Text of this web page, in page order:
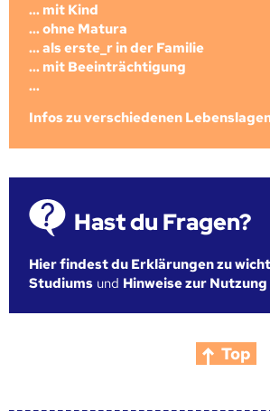
... mit Kind
... ohne Matura
... als erste_r in der Familie
... mit Beeinträchtigung
...
Infos zu verschiedenen
Hast du Fragen?
Hier findest du Erklärungen zu
Studiums und Hinweise zur
Top